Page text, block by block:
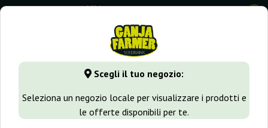
Scegli il tuo negozio:
Seleziona un negozio locale per visualizzare i prodotti e
le offerte disponibili per te.
0
GanjaFarmer.it Varietà di Cannabis Gorilla Glue Gorilla